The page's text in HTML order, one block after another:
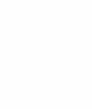
ist für alle Frauen,
zu gehen.